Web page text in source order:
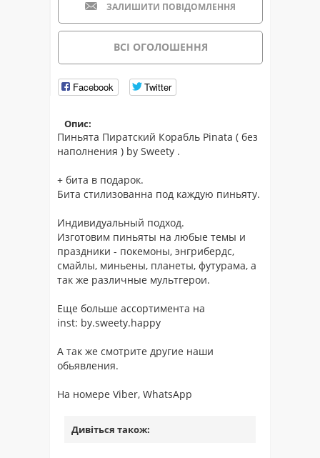
ЗАЛИШИТИ ПОВІДОМЛЕННЯ
ВСІ ОГОЛОШЕННЯ
Facebook Twitter
Опис:
Пиньята Пиратский Корабль Pinata ( без
наполнения ) by Sweety .
+ бита в подарок.
Бита стилизованна под каждую пиньяту.
Индивидуальный подход.
Изготовим пиньяты на любые темы и
праздники - покемоны, энгрибердс,
смайлы, миньены, планеты, футурама, а
так же различные мультгерои.
Еще больше ассортимента на
inst: by.sweety.happy
А так же смотрите другие наши
обьявления.
На номере Viber, WhatsApp
Дивіться також: